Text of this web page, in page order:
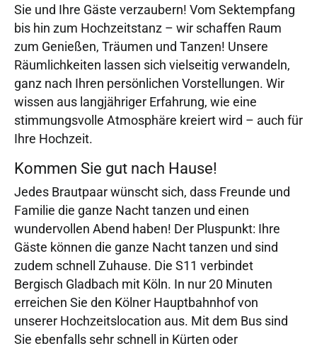
Sie und Ihre Gäste verzaubern! Vom Sektempfang
bis hin zum Hochzeitstanz – wir schaffen Raum
zum Genießen, Träumen und Tanzen! Unsere
Räumlichkeiten lassen sich vielseitig verwandeln,
ganz nach Ihren persönlichen Vorstellungen. Wir
wissen aus langjähriger Erfahrung, wie eine
stimmungsvolle Atmosphäre kreiert wird – auch für
Ihre Hochzeit.
Kommen Sie gut nach Hause!
Jedes Brautpaar wünscht sich, dass Freunde und
Familie die ganze Nacht tanzen und einen
wundervollen Abend haben! Der Pluspunkt: Ihre
Gäste können die ganze Nacht tanzen und sind
zudem schnell Zuhause. Die S11 verbindet
Bergisch Gladbach mit Köln. In nur 20 Minuten
erreichen Sie den Kölner Hauptbahnhof von
unserer Hochzeitslocation aus. Mit dem Bus sind
Sie ebenfalls sehr schnell in Kürten oder